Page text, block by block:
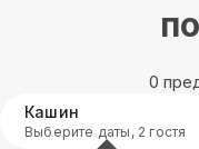
0
Кашин
Выберите даты, 2 гостя